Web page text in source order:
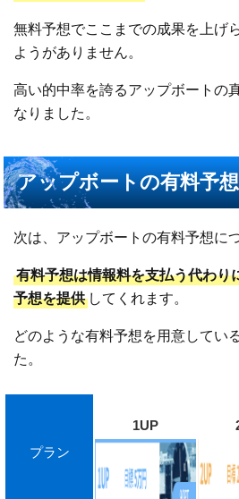
無料予想でここまでの成果を上げ
ようがありません。
高い的中率を誇るアップボートの
なりました。
アップボートの有料予
次は、アップボートの有料予想に
有料予想は情報料を支払う代わり
予想を提供 してくれます。
どのような有料予想を用意してい
た。
プラン
1UP